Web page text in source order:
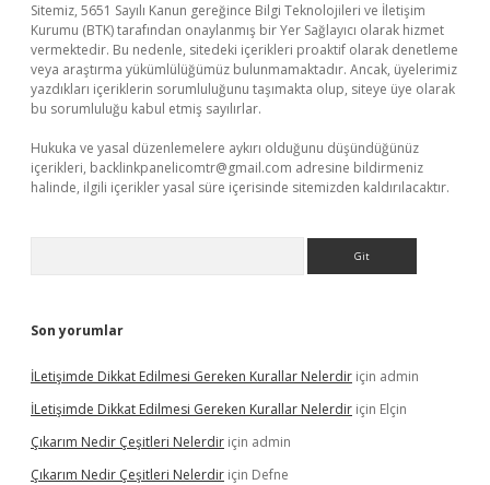
Sitemiz, 5651 Sayılı Kanun gereğince Bilgi Teknolojileri ve İletişim
Kurumu (BTK) tarafından onaylanmış bir Yer Sağlayıcı olarak hizmet
vermektedir. Bu nedenle, sitedeki içerikleri proaktif olarak denetleme
veya araştırma yükümlülüğümüz bulunmamaktadır. Ancak, üyelerimiz
yazdıkları içeriklerin sorumluluğunu taşımakta olup, siteye üye olarak
bu sorumluluğu kabul etmiş sayılırlar.
Hukuka ve yasal düzenlemelere aykırı olduğunu düşündüğünüz
içerikleri, backlinkpanelicomtr@gmail.com adresine bildirmeniz
halinde, ilgili içerikler yasal süre içerisinde sitemizden kaldırılacaktır.
Son yorumlar
İLetişimde Dikkat Edilmesi Gereken Kurallar Nelerdir için admin
İLetişimde Dikkat Edilmesi Gereken Kurallar Nelerdir için Elçin
Çıkarım Nedir Çeşitleri Nelerdir için admin
Çıkarım Nedir Çeşitleri Nelerdir için Defne